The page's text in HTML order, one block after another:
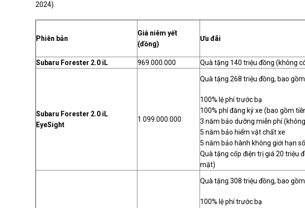
2024).
Phiên bản
Giá niêm yết
(đồng)
Ưu đãi
Subaru Forester 2.0 iL
969.000.000 Quà tặng 140 triệu đồng (không
Subaru Forester 2.0 iL
EyeSight
1.099.000.000
Quà tặng 268 triệu đồng, bao
100% lệ phí trước bạ
100% phí đăng ký xe (bao gồm
3 năm bảo dưỡng miễn phí
5 năm bảo hiểm vật chất xe
5 năm bảo hành không giới hạn
Quà tặng cốp điện trị giá 20 triệu
mặt)
Quà tặng 308 triệu đồng, bao
100% lệ phí trước bạ